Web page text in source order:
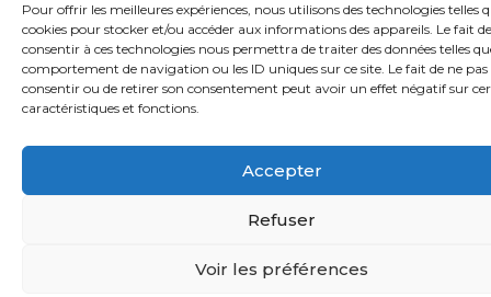
Pour offrir les meilleures expériences, nous utilisons des technologies telles
cookies pour stocker et/ou accéder aux informations des appareils. Le fait de
consentir à ces technologies nous permettra de traiter des données telles
comportement de navigation ou les ID uniques sur ce site. Le fait de ne pas
consentir ou de retirer son consentement peut avoir un effet négatif sur
caractéristiques et fonctions.
Accepter
Refuser
Voir les préférences